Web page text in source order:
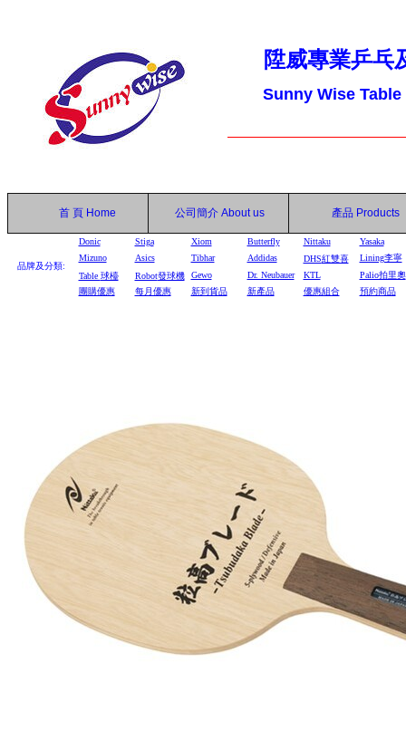
陞威專業乒乓
Sunny Wise
首 頁 Home 公司簡介 About us 產品 Products
品牌及分類:
Donic Stiga Xiom Butterfly Nittaku
Yasaka
Mizuno
Asics Tibhar Addidas DHS紅雙喜
Lining李寧
Table 球檯 Robot發球機 Gewo Dr. Neubauer KTL
Palio拍里奧
團購優惠
每月優惠 新到貨品 新產品 優惠組合 預約商品